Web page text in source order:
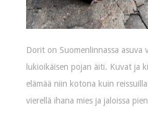
Dorit on Suomenlinnassa asuva
lukioikäisen pojan äiti. Kuvat ja
elämää niin kotona kuin
vierellä ihana mies ja jaloissa